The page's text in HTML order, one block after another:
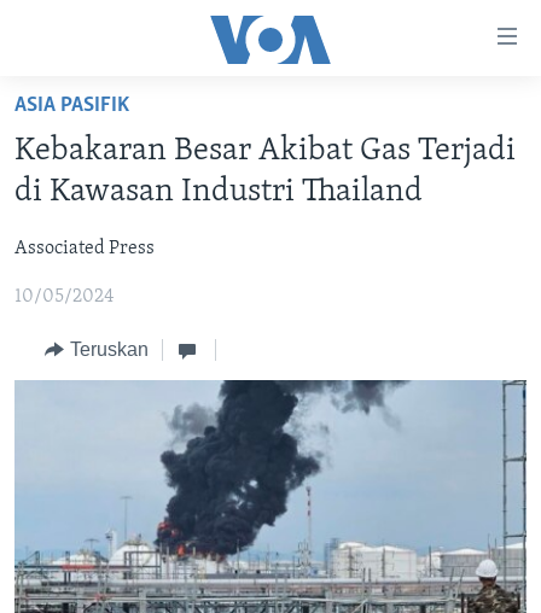
Akses
Lanjut
ke
Konten
Lanjut
ke
Utama
Lanjut
BERANDA
DUNIA
POLYGRAPH
DAFTAR PROGRAM
Learning English
Bahasa-bahasa
ASIA PASIFIK
Kebakaran Besar Akibat Gas Terjadi
di Kawasan Industri Thailand
Associated Press
10/05/2024
Teruskan